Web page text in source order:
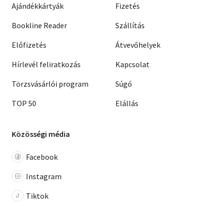
Ajándékkártyák
Bookline Reader
Előfizetés
Hírlevél feliratkozás
Törzsvásárlói program
TOP 50
Fizetés
Szállítás
Átvevőhelyek
Kapcsolat
Súgó
Elállás
Közösségi média
Facebook
Instagram
Tiktok